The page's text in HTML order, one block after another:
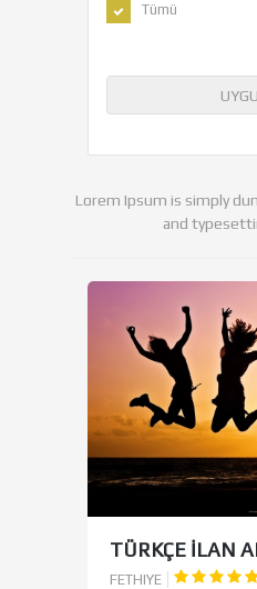
Tümü
Lorem Ipsum is simply
and
TÜRKÇE İLAN
FETHIYE